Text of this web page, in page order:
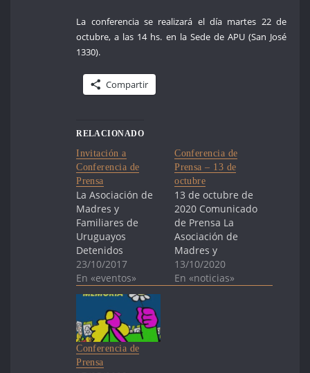
La conferencia se realizará el día martes 22 de
octubre, a las 14 hs. en la Sede de APU (San José
1330).
Compartir
RELACIONADO
Invitación a
Conferencia de
Prensa
La Asociación de
Madres y
Familiares de
Uruguayos
Detenidos
Desaparecidos,
les invita a la
Conferencia de
realizarán Padres
de los 43 de
Ayotzinapa
y representantes,
23/10/2017
En «eventos»
Conferencia de
Prensa – 13 de
octubre
13 de octubre de
2020 Comunicado
de Prensa La
Asociación de
Madres y
Familiares de
Uruguayos
13/10/2020
En «noticias»
Conferencia de
Prensa